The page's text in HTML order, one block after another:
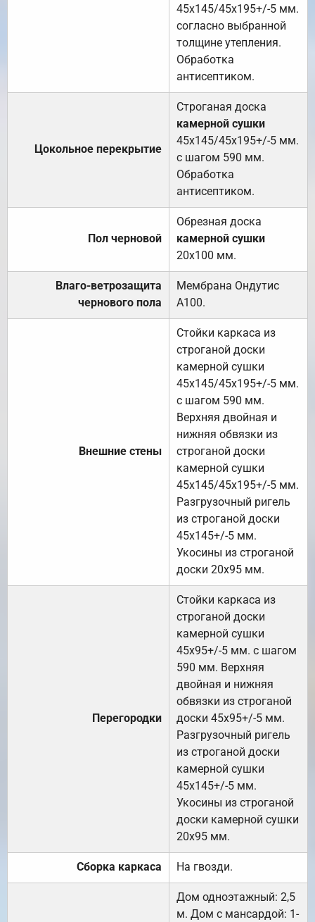
45х145/45х195+/-5 мм.
согласно выбранной
толщине утепления.
Обработка
антисептиком.
Цокольное перекрытие
Строганая доска
камерной сушки
45х145/45х195+/-5 мм.
с шагом 590 мм.
Обработка
антисептиком.
Пол черновой
Обрезная доска
камерной сушки
20х100 мм.
Влаго-ветрозащита
чернового пола
Мембрана Ондутис
А100.
Внешние стены
Стойки каркаса из
строганой доски
камерной сушки
45х145/45х195+/-5 мм.
с шагом 590 мм.
Верхняя двойная и
нижняя обвязки из
строганой доски
камерной сушки
45х145/45х195+/-5 мм.
Разгрузочный ригель
из строганой доски
45х145+/-5 мм.
Укосины из строганой
доски 20х95 мм.
Перегородки
Стойки каркаса из
строганой доски
камерной сушки
45х95+/-5 мм. с шагом
590 мм. Верхняя
двойная и нижняя
обвязки из строганой
доски 45х95+/-5 мм.
Разгрузочный ригель
из строганой доски
камерной сушки
45х145+/-5 мм.
Укосины из строганой
доски камерной сушки
20х95 мм.
Сборка каркаса На гвозди.
Дом одноэтажный: 2,5
м. Дом с мансардой: 1-